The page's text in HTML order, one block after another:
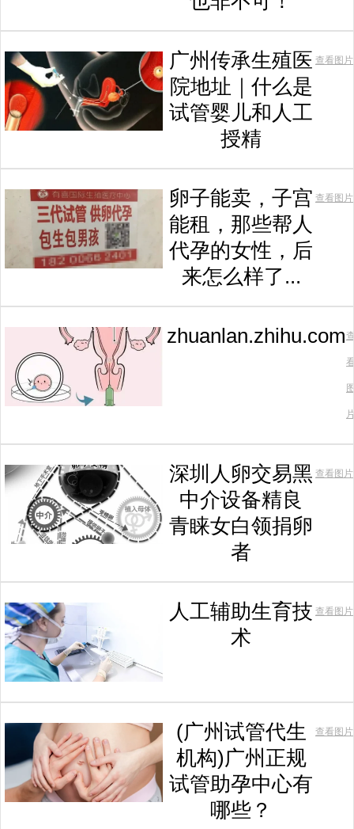
广州传承生殖医
院地址｜什么是
试管婴儿和人工
授精
查看图片
卵子能卖，子宫
能租，那些帮人
代孕的女性，后
来怎么样了...
查看图片
zhuanlan.zhihu.com
深圳人卵交易黑
中介设备精良
青睐女白领捐卵
者
查看图片
人工辅助生育技
术
查看图片
(广州试管代生
机构)广州正规
试管助孕中心有
哪些？
查看图片